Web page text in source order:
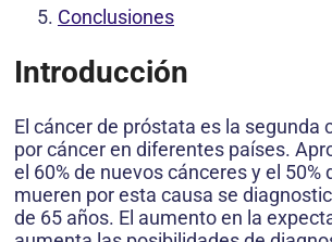
Conclusiones
Introducción
El cáncer de próstata es la segunda
por cáncer en diferentes países.
el 60% de nuevos cánceres y el 50%
mueren por esta causa se
de 65 años. El aumento en la